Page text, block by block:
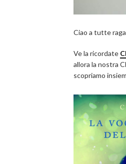
Ciao a tutte
Ve la ricordate
allora la nostra
scopriamo